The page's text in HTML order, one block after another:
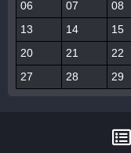
06
07 08
13
14 15
20
21 22
27
28 29